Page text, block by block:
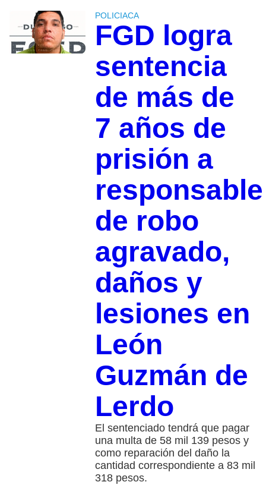
POLICIACA
FGD logra
sentencia
de más de
7 años de
prisión a
responsable
de robo
agravado,
daños y
lesiones en
León
Guzmán de
Lerdo
El sentenciado tendrá que pagar
una multa de 58 mil 139 pesos y
como reparación del daño la
cantidad correspondiente a 83 mil
318 pesos.